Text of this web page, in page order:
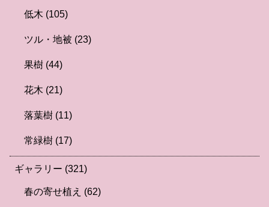
低木 (105)
ツル・地被 (23)
果樹 (44)
花木 (21)
落葉樹 (11)
常緑樹 (17)
ギャラリー (321)
春の寄せ植え (62)